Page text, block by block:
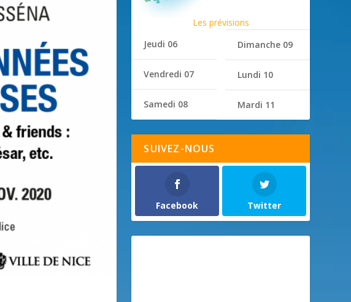
Les prévisions
Jeudi 06
Vendredi 07
Samedi 08
Dimanche 09
Lundi 10
Mardi 11
SUIVEZ-NOUS
Facebook Twitter